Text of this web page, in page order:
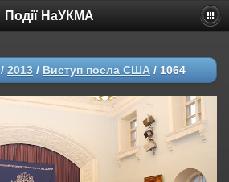
Події НаУКМА
/ 2013 / Виступ посла США / 1064